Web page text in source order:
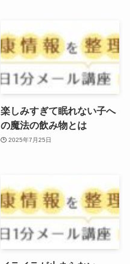
楽しみすぎて眠れない子へ
の魔法の飲み物とは
2025年7月25日